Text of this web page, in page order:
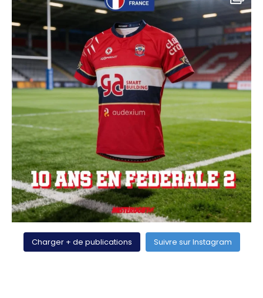
Charger + de publications Suivre sur Instagram